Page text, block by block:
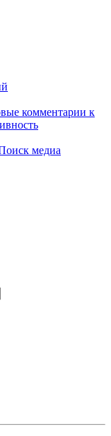
комментарии к
медиа